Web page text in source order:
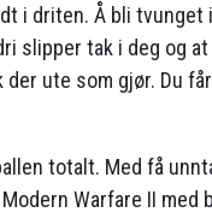
i driten. Å bli tvunget
slipper tak i deg og
ute som gjør. Du
totalt. Med få
Warfare II med